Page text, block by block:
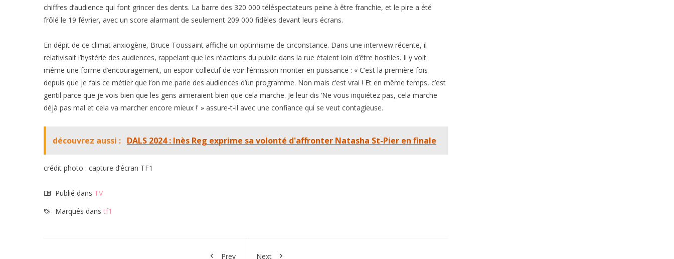
chiffres d’audience qui font grincer des dents. La barre des 320 000 téléspectateurs peine à être franchie, et le pire a été
frôlé le 19 février, avec un score alarmant de seulement 209 000 fidèles devant leurs écrans.
En dépit de ce climat anxiogène, Bruce Toussaint affiche un optimisme de circonstance. Dans une interview récente, il
relativisait l’hystérie des audiences, rappelant que les réactions du public dans la rue étaient loin d’être hostiles. Il y voit
même une forme d’encouragement, un espoir collectif de voir l’émission monter en puissance : « C’est la première fois
depuis que je fais ce métier que l’on me parle des audiences d’un programme. Non mais c’est vrai ! Et en même temps, c’est
gentil parce que je vois bien que les gens aimeraient bien que cela marche. Je leur dis ‘Ne vous inquiétez pas, cela marche
déjà pas mal et cela va marcher encore mieux !' » assure-t-il avec une confiance qui se veut contagieuse.
découvrez aussi : DALS 2024 : Inès Reg exprime sa volonté d'affronter Natasha St-Pier en finale
crédit photo : capture d’écran TF1
Publié dans TV
Marqués dans tf1
Prev
Next